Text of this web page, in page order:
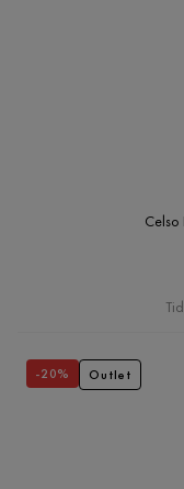
Celso
-20% Outlet